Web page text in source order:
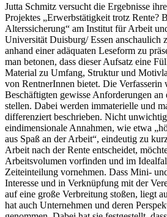
Jutta Schmitz versucht die Ergebnisse
Projektes „Erwerbstätigkeit trotz Rente?
Alterssicherung“ am Institut für Arbeit
Universität Duisburg/ Essen anschaulich
anhand einer adäquaten Leseform zu
man betonen, dass dieser Aufsatz eine
Material zu Umfang, Struktur und
von RentnerInnen bietet. Die Verfasserin
Beschäftigten gewisse Anforderungen an
stellen. Dabei werden immaterielle und
differenziert beschrieben. Nicht
eindimensionale Annahmen, wie etwa
aus Spaß an der Arbeit“, eindeutig zu
Arbeit nach der Rente entscheidet,
Arbeitsvolumen vorfinden und im
Zeiteinteilung vornehmen. Dass Mini-
Interesse und in Verknüpfung mit der
auf eine große Verbreitung stoßen, liegt
hat auch Unternehmen und deren